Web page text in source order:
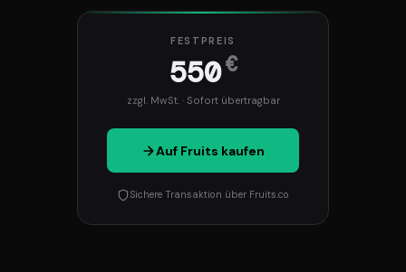
FESTPREIS
550€
zzgl. MwSt. · Sofort übertragbar
Auf Fruits kaufen
Sichere Transaktion über Fruits.co